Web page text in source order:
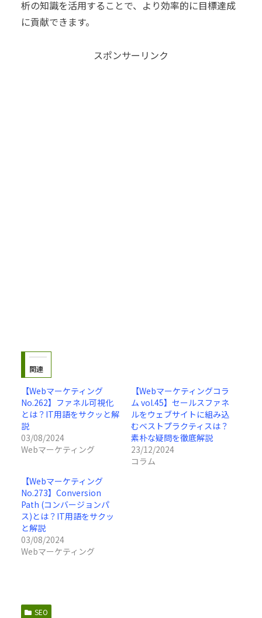
析の知識を活用することで、より効率的に目標達成
に貢献できます。
スポンサーリンク
関連
【Webマーケティング
No.262】ファネル可視化
とは？IT用語をサクッと解
説
03/08/2024
Webマーケティング
【Webマーケティングコラ
ム vol.45】セールスファネ
ルをウェブサイトに組み込
むベストプラクティスは？
素朴な疑問を徹底解説
23/12/2024
コラム
【Webマーケティング
No.273】Conversion
Path (コンバージョンパ
ス)とは？IT用語をサクッ
と解説
03/08/2024
Webマーケティング
SEO